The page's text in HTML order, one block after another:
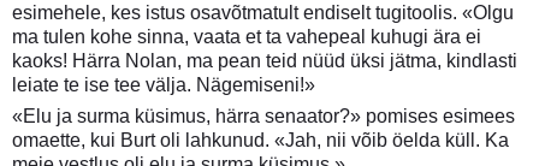
esimehele, kes istus osavõtmatult endiselt tugitoolis. «Olgu
ma tulen kohe sinna, vaata et ta vahepeal kuhugi ära ei
kaoks! Härra Nolan, ma pean teid nüüd üksi jätma, kindlasti
leiate te ise tee välja. Nägemiseni!»
«Elu ja surma küsimus, härra senaator?» pomises esimees
omaette, kui Burt oli lahkunud. «Jah, nii võib öelda küll. Ka